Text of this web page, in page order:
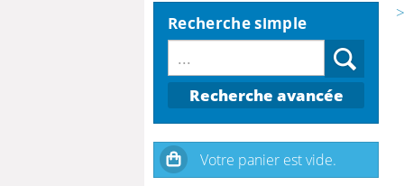
Recherche simple
Recherche avancée